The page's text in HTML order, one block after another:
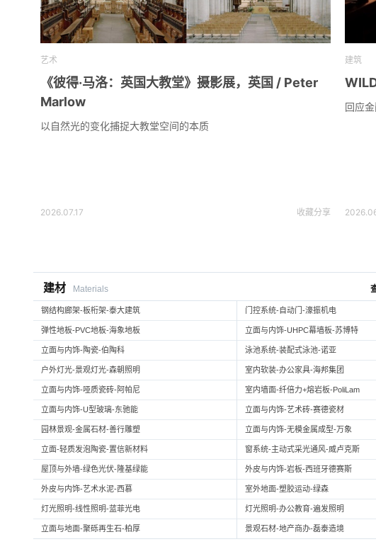
艺术
《彼得·马洛：英国大教堂》摄影展，英国 / Peter
Marlow
以自然光的变化捕捉大教堂空间的本质
2026.07.17 收藏分享
建筑
回应
建材 Materials
钢结构廊架-板桁架-泰大建筑 门控系统-自动门-濠振机电
弹性地板-PVC地板-海象地板 立面与内饰-UHPC幕墙板-苏博特
立面与内饰-陶瓷-伯陶科 泳池系统-装配式泳池-诺亚
户外灯光-景观灯光-森朝照明 室内软装-办公家具-海邦集团
立面与内饰-哑质瓷砖-阿帕尼 室内墙面-纤倍力+熔岩板-PoliLam
立面与内饰-U型玻璃-东驰能 立面与内饰-艺术砖-赛德瓷材
园林景观-金属石材-善行雕塑 立面与内饰-无模金属成型-万象
立面-轻质发泡陶瓷-置信新材料 窗系统-主动式采光通风-威卢克斯
屋顶与外墙-绿色光伏-隆基绿能 外皮与内饰-岩板-西班牙德赛斯
外皮与内饰-艺术水泥-西慕 室外地面-塑胶运动-绿森
灯光照明-线性照明-蓝菲光电 灯光照明-办公教育-遍发照明
立面与地面-聚砾再生石-柏厚 景观石材-地产商办-磊泰造境